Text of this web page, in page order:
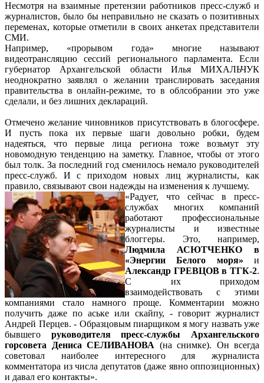
Несмотря на взаимные претензии работников пресс-служб и
журналистов, было бы неправильно не сказать о позитивных
переменах, которые отметили в своих анкетах представители
СМИ.
Например, «прорывом года» многие называют
видеотрансляцию сессий регионального парламента. Если
губернатор Архангельской области Илья МИХАЛЬЧУК
неоднократно заявлял о желании транслировать заседания
правительства в онлайн-режиме, то в облсобрании это уже
сделали, и без лишних деклараций.
Отмечено желание чиновников присутствовать в блогосфере.
И пусть пока их первые шаги довольно робки, будем
надеяться, что первые лица региона тоже возьмут эту
новомодную тенденцию на заметку. Главное, чтобы от этого
был толк. За последний год сменилось немало руководителей
пресс-служб. И с приходом новых лиц журналисты, как
правило, связывают свои надежды на изменения к лучшему.
«Радует, что сейчас в пресс-
службах многих компаний
работают профессиональные
журналисты и известные
блоггеры. Это, например,
Людмила АСЮТЧЕНКО в
«Энергии Белого моря» и
Александр ГРЕВЦОВ в ТГК-2.
С их приходом
взаимодействовать с этими
компаниями стало намного проще. Комментарии можно
получить даже по аське или скайпу, - говорит журналист
Андрей Перцев. - Образцовым пиарщиком я могу назвать уже
бывшего руководителя пресс-службы Архангельского
горсовета Дениса СЕЛИВАНОВА (на снимке). Он всегда
советовал наиболее интересного для журналиста
комментатора из числа депутатов (даже явно оппозиционных)
и давал его контакты».